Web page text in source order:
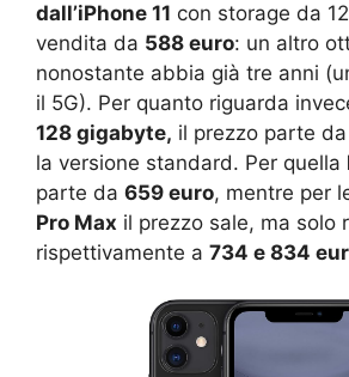
dall’iPhone 11 con storage da
vendita da 588 euro: un altro
nonostante abbia già tre anni
il 5G). Per quanto riguarda
128 gigabyte, il prezzo parte da
la versione standard. Per quella
parte da 659 euro, mentre per
Pro Max il prezzo sale, ma solo
rispettivamente a 734 e 834